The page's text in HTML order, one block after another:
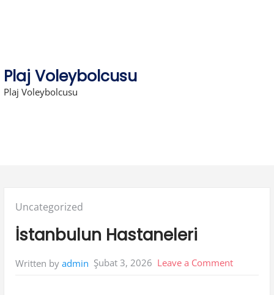
Plaj Voleybolcusu
Plaj Voleybolcusu
Posted
in:
Uncategorized
İstanbulun Hastaneleri
Written by admin Şubat 3, 2026 Leave a Commenton